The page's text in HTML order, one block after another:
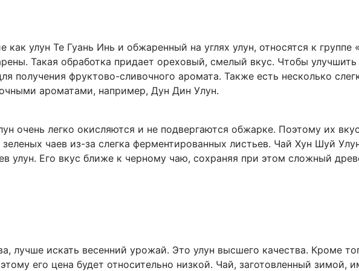
улун Те Гуань Инь и обжаренный на углях улун, относятся к группе
Такая обработка придает ореховый, смелый вкус. Чтобы улучшить
получения фруктово-сливочного аромата. Также есть несколько
ароматами, например, Дун Дин Улун.
очень легко окисляются и не подвергаются обжарке. Поэтому их
чаев из-за слегка ферментированных листьев. Чай Хун Шуй
улун. Его вкус ближе к черному чаю, сохраняя при этом сложный
лучше искать весенний урожай. Это улун высшего качества. Кроме
его цена будет относительно низкой. Чай, заготовленный зимой,